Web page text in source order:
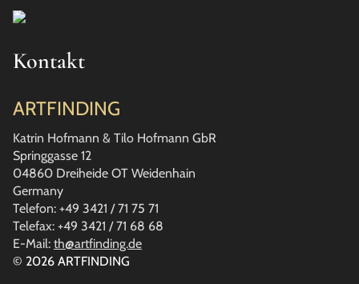
© 2026 ARTFINDING
Kontakt
ARTFINDING
Katrin Hofmann & Tilo Hofmann GbR
Springgasse 12
04860 Dreiheide OT Weidenhain
Germany
Telefon: +49 3421 / 71 75 71
Telefax: +49 3421 / 71 68 68
E-Mail: th@artfinding.de